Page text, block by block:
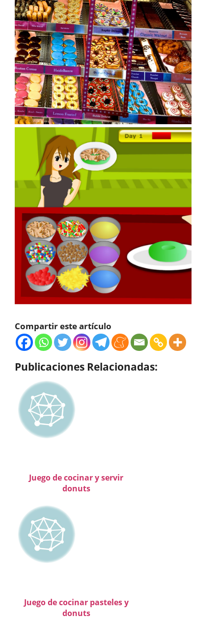
Compartir este artículo
Publicaciones Relacionadas:
Juego de cocinar y servir
donuts
Juego de cocinar pasteles y
donuts